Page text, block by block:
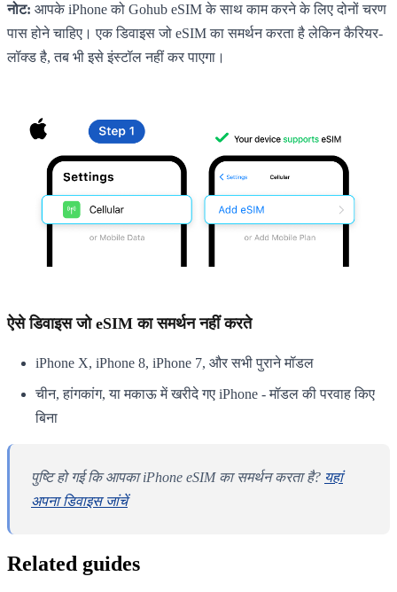
नोट: आपके iPhone को Gohub eSIM के साथ काम करने के लिए दोनों चरण
पास होने चाहिए। एक डिवाइस जो eSIM का समर्थन करता है लेकिन कैरियर-
लॉक्ड है, तब भी इसे इंस्टॉल नहीं कर पाएगा।
ऐसे डिवाइस जो eSIM का समर्थन नहीं करते
iPhone X, iPhone 8, iPhone 7, और सभी पुराने मॉडल
चीन, हांगकांग, या मकाऊ में खरीदे गए iPhone - मॉडल की परवाह किए
बिना
पुष्टि हो गई कि आपका iPhone eSIM का समर्थन करता है? यहां
अपना डिवाइस जांचें
Related guides